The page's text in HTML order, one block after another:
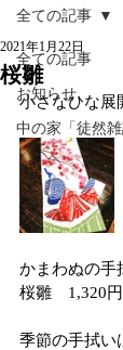
全ての記事
お知らせ
中の家「徒然雑
全ての記事
桜雛
2021年1月22日
小さなひな展
かまわぬの手
桜雛　1,320円
季節の手拭い